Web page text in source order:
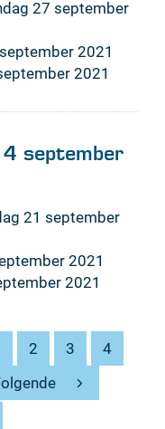
27 september
2021
2021
september
21 september
2021
2021
2 3
4